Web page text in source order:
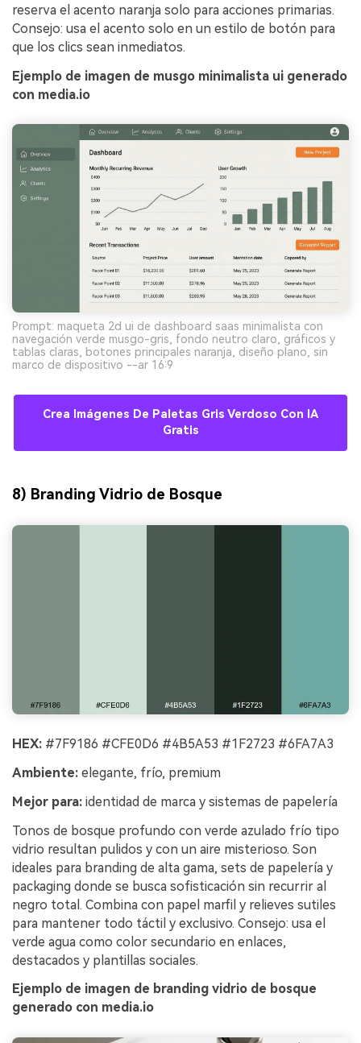
reserva el acento naranja solo para acciones primarias.
Consejo: usa el acento solo en un estilo de botón para
que los clics sean inmediatos.
Ejemplo de imagen de musgo minimalista ui generado
con media.io
Prompt: maqueta 2d ui de dashboard saas minimalista con
navegación verde musgo-gris, fondo neutro claro, gráficos y
tablas claras, botones principales naranja, diseño plano, sin
marco de dispositivo --ar 16:9
Crea Imágenes De Paletas Gris Verdoso Con IA
Gratis
8) Branding Vidrio de Bosque
HEX: #7F9186 #CFE0D6 #4B5A53 #1F2723 #6FA7A3
Ambiente: elegante, frío, premium
Mejor para: identidad de marca y sistemas de papelería
Tonos de bosque profundo con verde azulado frío tipo
vidrio resultan pulidos y con un aire misterioso. Son
ideales para branding de alta gama, sets de papelería y
packaging donde se busca sofisticación sin recurrir al
negro total. Combina con papel marfil y relieves sutiles
para mantener todo táctil y exclusivo. Consejo: usa el
verde agua como color secundario en enlaces,
destacados y plantillas sociales.
Ejemplo de imagen de branding vidrio de bosque
generado con media.io